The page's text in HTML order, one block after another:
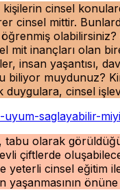
cinsel
cinsel mittir.
olabilirsiniz?
mit inançları olan
insan yaşantısı,
muydunuz?
cinsel
saglayabilir-
tabu olarak
çiftlerde
cinsel eğitim